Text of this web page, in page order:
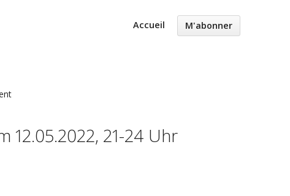
Accueil M'abonner
12.05.2022, 21-24 Uhr